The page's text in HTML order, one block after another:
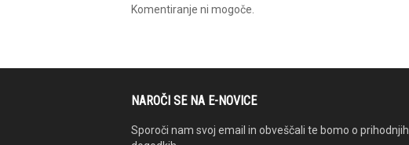
Komentiranje ni mogoče.
NAROČI SE NA E-NOVICE
Sporoči nam svoj email in obveščali te bomo o prihodnjih